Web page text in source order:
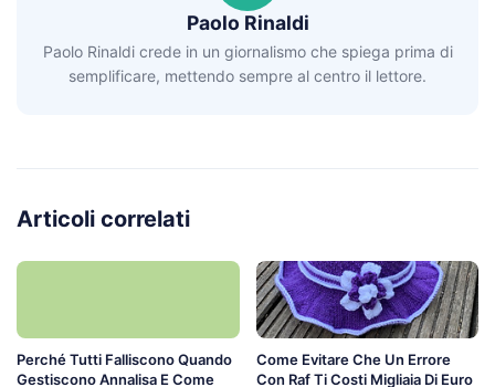
Paolo Rinaldi
Paolo Rinaldi crede in un giornalismo che spiega prima di
semplificare, mettendo sempre al centro il lettore.
Articoli correlati
Perché Tutti Falliscono Quando
Gestiscono Annalisa E Come
Come Evitare Che Un Errore
Con Raf Ti Costi Migliaia Di Euro